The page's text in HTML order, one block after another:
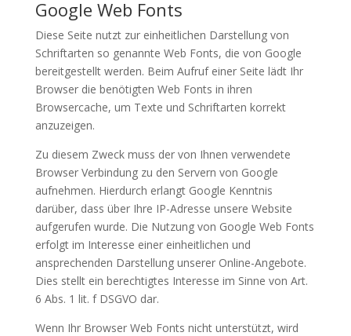
Google Web Fonts
Diese Seite nutzt zur einheitlichen Darstellung von
Schriftarten so genannte Web Fonts, die von Google
bereitgestellt werden. Beim Aufruf einer Seite lädt Ihr
Browser die benötigten Web Fonts in ihren
Browsercache, um Texte und Schriftarten korrekt
anzuzeigen.
Zu diesem Zweck muss der von Ihnen verwendete
Browser Verbindung zu den Servern von Google
aufnehmen. Hierdurch erlangt Google Kenntnis
darüber, dass über Ihre IP-Adresse unsere Website
aufgerufen wurde. Die Nutzung von Google Web Fonts
erfolgt im Interesse einer einheitlichen und
ansprechenden Darstellung unserer Online-Angebote.
Dies stellt ein berechtigtes Interesse im Sinne von Art.
6 Abs. 1 lit. f DSGVO dar.
Wenn Ihr Browser Web Fonts nicht unterstützt, wird